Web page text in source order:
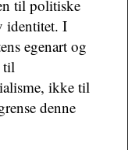
til politiske
identitet. I
egenart og
til
ikke til
denne